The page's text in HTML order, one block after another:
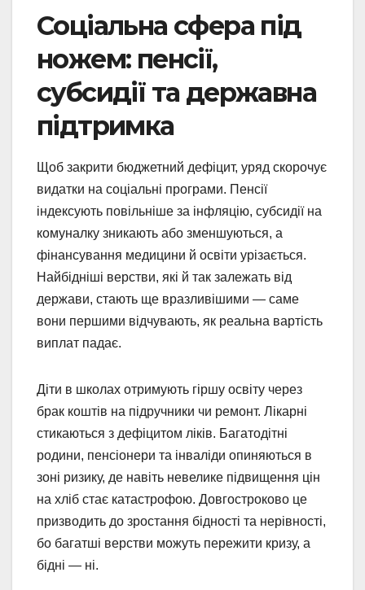
Соціальна сфера під
ножем: пенсії,
субсидії та державна
підтримка
Щоб закрити бюджетний дефіцит, уряд скорочує
видатки на соціальні програми. Пенсії
індексують повільніше за інфляцію, субсидії на
комуналку зникають або зменшуються, а
фінансування медицини й освіти урізається.
Найбідніші верстви, які й так залежать від
держави, стають ще вразливішими — саме
вони першими відчувають, як реальна вартість
виплат падає.
Діти в школах отримують гіршу освіту через
брак коштів на підручники чи ремонт. Лікарні
стикаються з дефіцитом ліків. Багатодітні
родини, пенсіонери та інваліди опиняються в
зоні ризику, де навіть невелике підвищення цін
на хліб стає катастрофою. Довгостроково це
призводить до зростання бідності та нерівності,
бо багатші верстви можуть пережити кризу, а
бідні — ні.